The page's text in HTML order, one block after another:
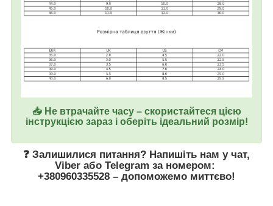
📥 Не втрачайте часу – скористайтеся цією
інструкцією зараз і оберіть ідеальний розмір!
❓ Залишилися питання? Напишіть нам у чат,
Viber або Telegram за номером:
+380960335528 – допоможемо миттєво!